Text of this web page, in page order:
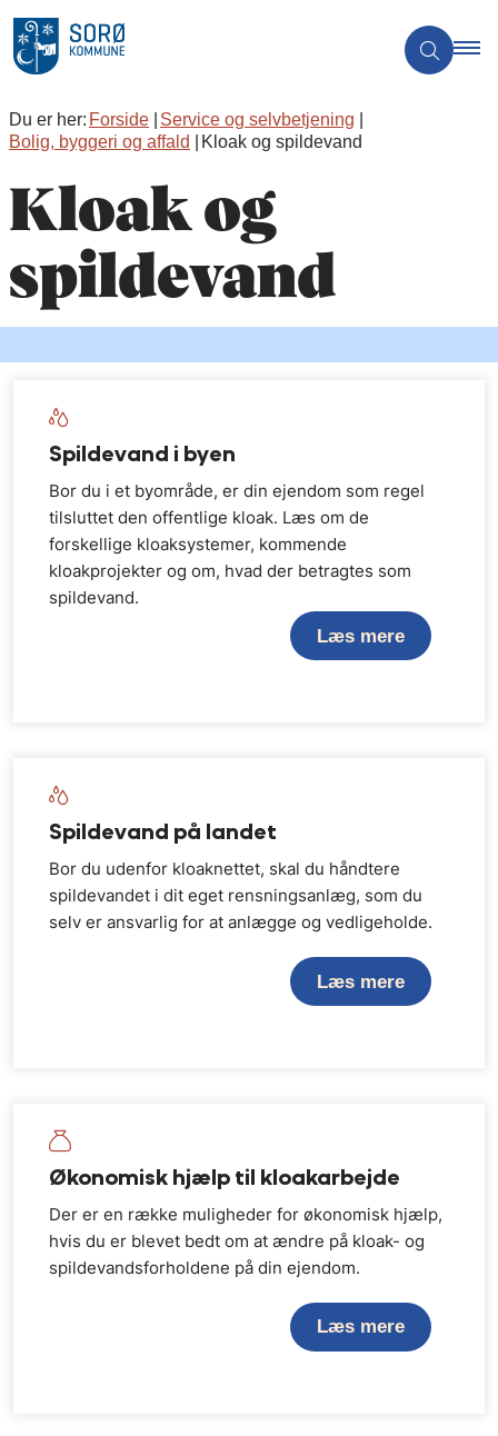
Du er her: Forside
Service og selvbetjening
Bolig, byggeri og affald
Kloak og spildevand
Kloak og
spildevand
Spildevand i byen
Bor du i et byområde, er din ejendom som regel
tilsluttet den offentlige kloak. Læs om de
forskellige kloaksystemer, kommende
kloakprojekter og om, hvad der betragtes som
spildevand.
Læs mere
Spildevand på landet
Bor du udenfor kloaknettet, skal du håndtere
spildevandet i dit eget rensningsanlæg, som du
selv er ansvarlig for at anlægge og vedligeholde.
Læs mere
Økonomisk hjælp til kloakarbejde
Der er en række muligheder for økonomisk hjælp,
hvis du er blevet bedt om at ændre på kloak- og
spildevandsforholdene på din ejendom.
Læs mere